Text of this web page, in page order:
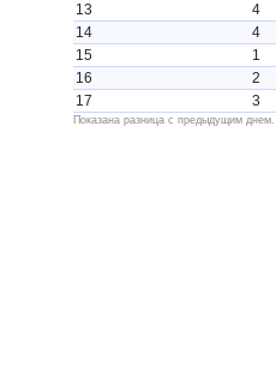
13
4
14
4
15
1
16
2
17
3
Показана разница с предыдущим днем.